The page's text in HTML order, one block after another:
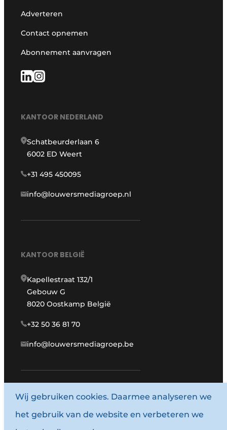
Adverteren
Contact opnemen
Abonnement aanvragen
KANTOOR NEDERLAND
Schatbeurderlaan 6
6002 ED Weert
+31 495 450095
info@louwersmediagroep.nl
KANTOOR BELGIË
Kapellestraat 132/1
Gebouw G
8020 Oostkamp België
+32 50 36 81 70
info@louwersmediagroep.be
www.louwersmediagroep.com
© 1987 - 2026 Louwersmediagroep.
Wij gebruiken cookies. Daarmee analyseren we
het gebruik van de website en verbeteren we